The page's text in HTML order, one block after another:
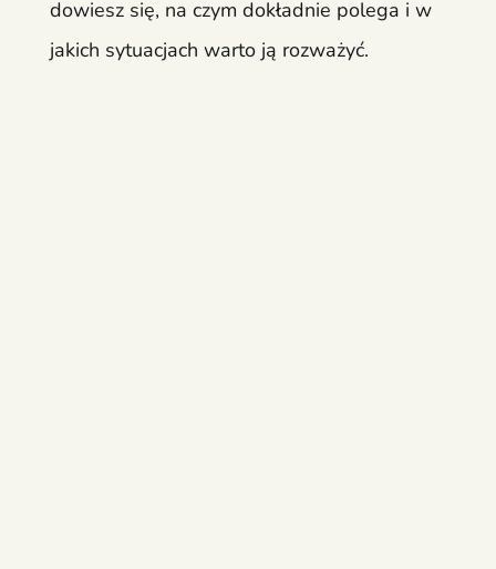
dowiesz się, na czym dokładnie polega i w
jakich sytuacjach warto ją rozważyć.